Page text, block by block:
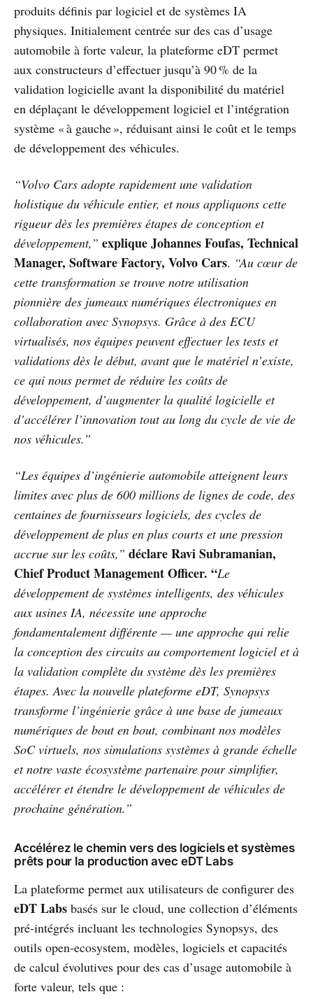
produits définis par logiciel et de systèmes IA
physiques. Initialement centrée sur des cas d’usage
automobile à forte valeur, la plateforme eDT permet
aux constructeurs d’effectuer jusqu’à 90 % de la
validation logicielle avant la disponibilité du matériel
en déplaçant le développement logiciel et l’intégration
système « à gauche », réduisant ainsi le coût et le temps
de développement des véhicules.
“Volvo Cars adopte rapidement une validation
holistique du véhicule entier, et nous appliquons cette
rigueur dès les premières étapes de conception et
développement,” explique Johannes Foufas, Technical
Manager, Software Factory, Volvo Cars. “Au cœur de
cette transformation se trouve notre utilisation
pionnière des jumeaux numériques électroniques en
collaboration avec Synopsys. Grâce à des ECU
virtualisés, nos équipes peuvent effectuer les tests et
validations dès le début, avant que le matériel n’existe,
ce qui nous permet de réduire les coûts de
développement, d’augmenter la qualité logicielle et
d’accélérer l’innovation tout au long du cycle de vie de
nos véhicules.”
“Les équipes d’ingénierie automobile atteignent leurs
limites avec plus de 600 millions de lignes de code, des
centaines de fournisseurs logiciels, des cycles de
développement de plus en plus courts et une pression
accrue sur les coûts,” déclare Ravi Subramanian,
Chief Product Management Officer. “Le
développement de systèmes intelligents, des véhicules
aux usines IA, nécessite une approche
fondamentalement différente — une approche qui relie
la conception des circuits au comportement logiciel et à
la validation complète du système dès les premières
étapes. Avec la nouvelle plateforme eDT, Synopsys
transforme l’ingénierie grâce à une base de jumeaux
numériques de bout en bout, combinant nos modèles
SoC virtuels, nos simulations systèmes à grande échelle
et notre vaste écosystème partenaire pour simplifier,
accélérer et étendre le développement de véhicules de
prochaine génération.”
Accélérez le chemin vers des logiciels et systèmes
prêts pour la production avec eDT Labs
La plateforme permet aux utilisateurs de configurer des
eDT Labs basés sur le cloud, une collection d’éléments
pré-intégrés incluant les technologies Synopsys, des
outils open‑ecosystem, modèles, logiciels et capacités
de calcul évolutives pour des cas d’usage automobile à
forte valeur, tels que :